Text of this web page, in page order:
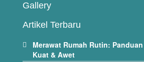
Gallery
Artikel Terbaru
Merawat Rumah Rutin:
Kuat & Awet